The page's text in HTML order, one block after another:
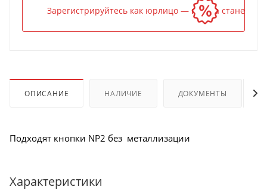
Зарегистрируйтесь как юрлицо — и цена станет
ОПИСАНИЕ НАЛИЧИЕ ДОКУМЕНТЫ
Подходят кнопки NP2 без металлизации
Характеристики